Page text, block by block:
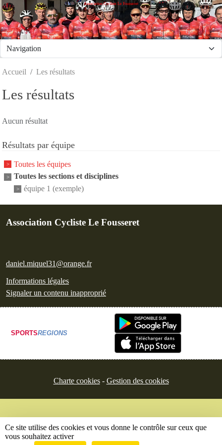
Association Cycliste Le Fousseret
Accueil Les résultats
Les résultats
Aucun résultat
Résultats par équipe
Toutes les équipes
Toutes les sections et disciplines
équipe 1 (exemple)
Association Cycliste Le Fousseret
daniel.miquel31@orange.fr
Informations légales
Signaler un contenu inapproprié
SPORTSREGIONS
Charte cookies Gestion des cookies
Panneau de gestion des cookies
Ce site utilise des cookies et vous donne le contrôle sur ceux que
vous souhaitez activer